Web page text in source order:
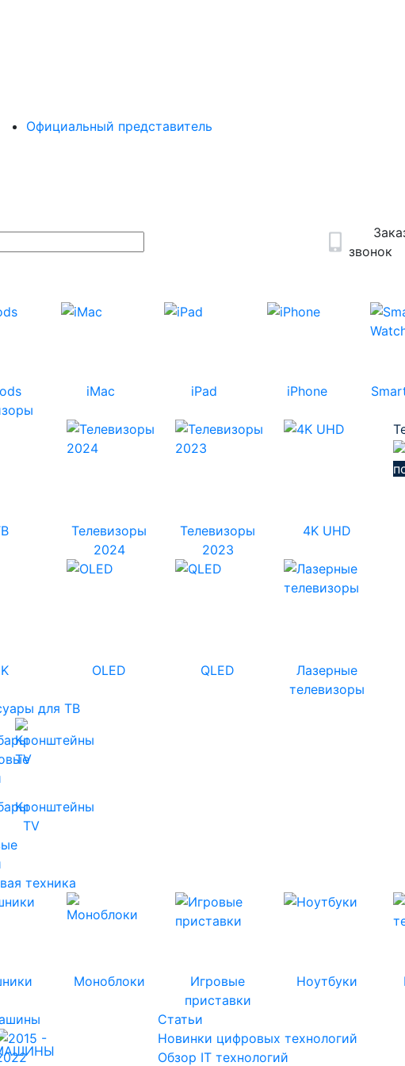
Официальный представитель
звонок
iMac iPad iPhone
Телевизоры
2024
Телевизоры
2023
4K UHD
OLED QLED
Лазерные
телевизоры
для ТВ
Кронштейны
TV
техника
Моноблоки
Игровые
приставки
Ноутбуки
Статьи
Новинки цифровых технологий
Обзор IT технологий